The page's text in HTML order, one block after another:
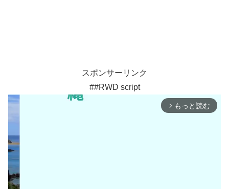
スポンサーリンク
##RWD script
arrow_forward_ios もっと読む